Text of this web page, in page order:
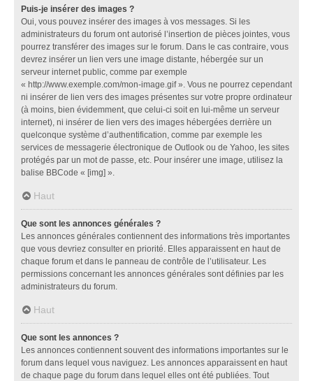
Puis-je insérer des images ?
Oui, vous pouvez insérer des images à vos messages. Si les
administrateurs du forum ont autorisé l’insertion de pièces jointes, vous
pourrez transférer des images sur le forum. Dans le cas contraire, vous
devrez insérer un lien vers une image distante, hébergée sur un
serveur internet public, comme par exemple
« http://www.exemple.com/mon-image.gif ». Vous ne pourrez cependant
ni insérer de lien vers des images présentes sur votre propre ordinateur
(à moins, bien évidemment, que celui-ci soit en lui-même un serveur
internet), ni insérer de lien vers des images hébergées derrière un
quelconque système d’authentification, comme par exemple les
services de messagerie électronique de Outlook ou de Yahoo, les sites
protégés par un mot de passe, etc. Pour insérer une image, utilisez la
balise BBCode « [img] ».
Haut
Que sont les annonces générales ?
Les annonces générales contiennent des informations très importantes
que vous devriez consulter en priorité. Elles apparaissent en haut de
chaque forum et dans le panneau de contrôle de l’utilisateur. Les
permissions concernant les annonces générales sont définies par les
administrateurs du forum.
Haut
Que sont les annonces ?
Les annonces contiennent souvent des informations importantes sur le
forum dans lequel vous naviguez. Les annonces apparaissent en haut
de chaque page du forum dans lequel elles ont été publiées. Tout